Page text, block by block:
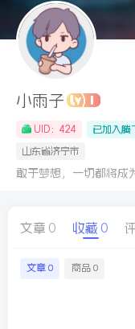
小雨子
UID：424 已加入腾
山东省济宁市
敢于梦想，一切都将成
文章 0 收藏 0
文章 0 商品 0